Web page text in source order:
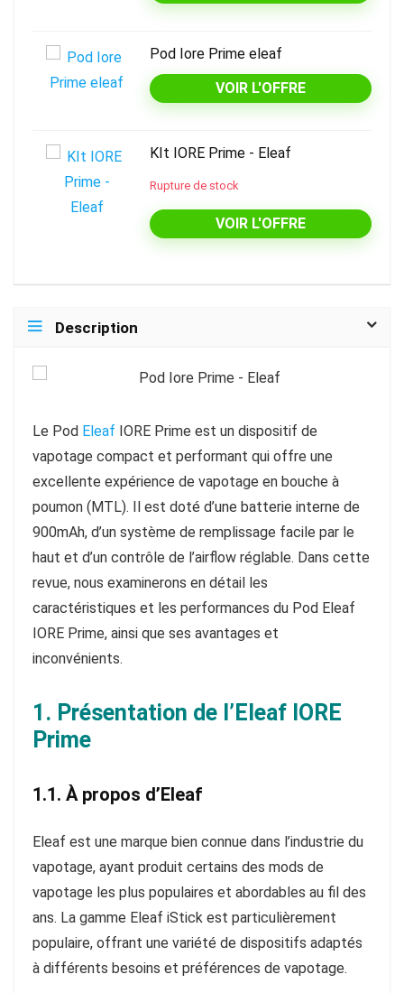
Pod Iore Prime eleaf
VOIR L'OFFRE
KIt IORE Prime - Eleaf
Rupture de stock
VOIR L'OFFRE
Description
Le Pod Eleaf IORE Prime est un dispositif de
vapotage compact et performant qui offre une
excellente expérience de vapotage en bouche à
poumon (MTL). Il est doté d’une batterie interne de
900mAh, d’un système de remplissage facile par le
haut et d’un contrôle de l’airflow réglable. Dans cette
revue, nous examinerons en détail les
caractéristiques et les performances du Pod Eleaf
IORE Prime, ainsi que ses avantages et
inconvénients.
1. Présentation de l’Eleaf IORE
Prime
1.1. À propos d’Eleaf
Eleaf est une marque bien connue dans l’industrie du
vapotage, ayant produit certains des mods de
vapotage les plus populaires et abordables au fil des
ans. La gamme Eleaf iStick est particulièrement
populaire, offrant une variété de dispositifs adaptés
à différents besoins et préférences de vapotage.